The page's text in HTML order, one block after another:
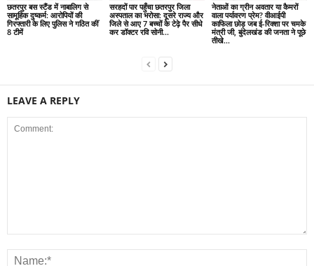
छतरपुर बस स्टैंड में नाबालिग से
सामूहिक दुष्कर्म: आरोपियों की
गिरफ्तारी के लिए पुलिस ने गठित कीं
8 टीमें
सरहदों पार पहुँचा छतरपुर जिला
अस्पताल का भरोसा: दूसरे राज्य और
जिले से आए 7 बच्चों के टेढ़े पैर सीधे
कर डॉक्टर रवि सोनी...
नेताओं का ग्रीन अवतार या कैमरों
वाला पर्यावरण प्रेम? वीआईपी
काफिला छोड़ जब ई-रिक्शा पर चमके
मंत्री जी, बुंदेलखंड की जनता ने पूछे
तीखे...
LEAVE A REPLY